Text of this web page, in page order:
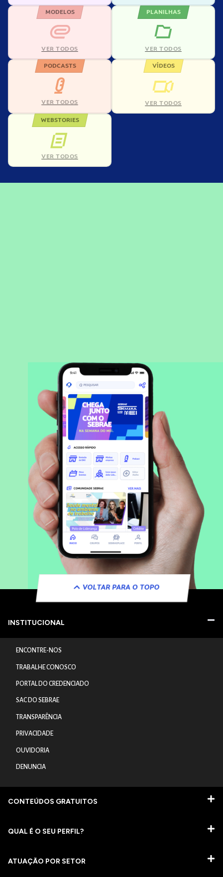
MODELOS
VER TODOS
PLANILHAS
VER TODOS
PODCASTS
VER TODOS
VÍDEOS
VER TODOS
WEBSTORIES
VER TODOS
VOLTAR PARA O TOPO
INSTITUCIONAL
ENCONTRE-NOS
TRABALHE CONOSCO
PORTAL DO CREDENCIADO
SAC DO SEBRAE
TRANSPARÊNCIA
PRIVACIDADE
OUVIDORIA
DENUNCIA
CONTEÚDOS GRATUITOS
QUAL É O SEU PERFIL?
ATUAÇÃO POR SETOR